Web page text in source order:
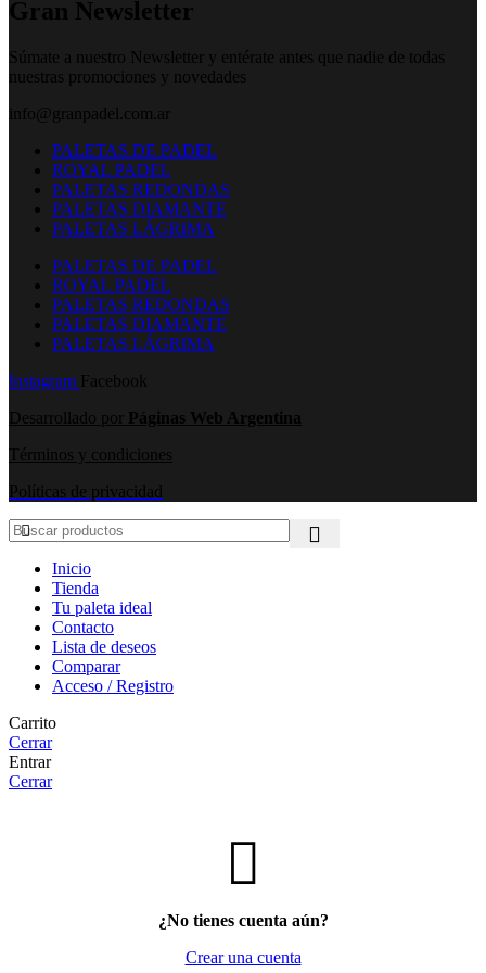
Gran Newsletter
Súmate a nuestro Newsletter y entérate antes que nadie de todas
nuestras promociones y novedades
info@granpadel.com.ar
PALETAS DE PADEL
ROYAL PADEL
PALETAS REDONDAS
PALETAS DIAMANTE
PALETAS LÁGRIMA
PALETAS DE PADEL
ROYAL PADEL
PALETAS REDONDAS
PALETAS DIAMANTE
PALETAS LÁGRIMA
Instagram Facebook
Desarrollado por
Páginas Web Argentina
Términos y condiciones
Políticas de privacidad
Inicio
Tienda
Tu paleta ideal
Contacto
Lista de deseos
Comparar
Acceso / Registro
Carrito
Cerrar
Entrar
Cerrar
¿No tienes cuenta aún?
Crear una cuenta